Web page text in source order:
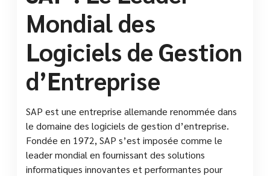
Mondial des
Logiciels de Gestion
d’Entreprise
SAP est une entreprise allemande renommée dans
le domaine des logiciels de gestion d’entreprise.
Fondée en 1972, SAP s’est imposée comme le
leader mondial en fournissant des solutions
informatiques innovantes et performantes pour